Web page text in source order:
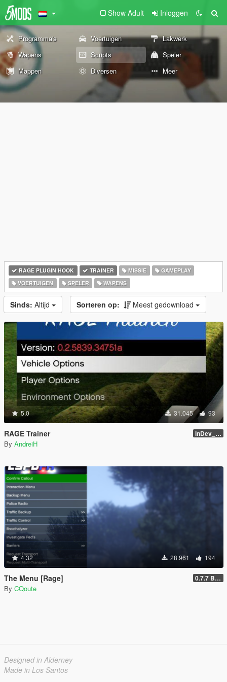
Show Adult Inloggen
Programma's Voertuigen
Lakwerk
Wapens
Scripts
Speler
Mappen
Diversen Meer
RAGE PLUGIN HOOK TRAINER MISSIE
GAMEPLAY
VOERTUIGEN
SPELER WAPENS
Sinds: Altijd Sorteren op: Meest gedownload
5.0 31.045 93
RAGE Trainer inDev_0.4.145 (16112)
By AndreiH
4.32 28.961 194
The Menu [Rage] 0.7.7 Beta
By CQoute
Designed in Alderney
Made in Los Santos